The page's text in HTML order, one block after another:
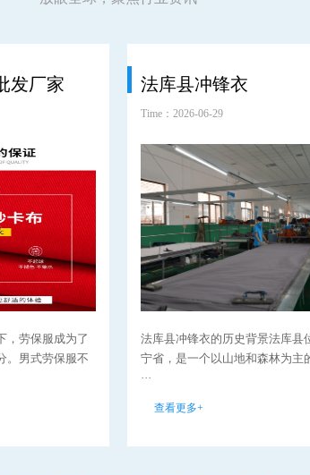
发厂家
，劳保服成为了
。男式劳保服不
法库县冲锋衣
Time：2026-06-29
法库县冲锋衣的历史背景法库县
宁省，是一个以山地和森林为主
···
查看更多+